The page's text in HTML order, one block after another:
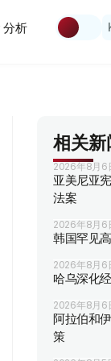
分析
相关新
2026年8月6
亚美尼亚
法案
2026年8月6
韩国罕见
2026年8月6
哈乌深化
2026年8月6
阿拉伯和
策